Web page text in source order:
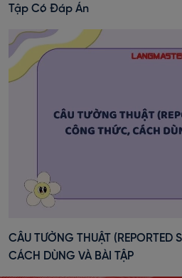
Tập Có Đáp Án
CÂU TƯỜNG THUẬT (REPORTED
CÁCH DÙNG VÀ BÀI TẬP